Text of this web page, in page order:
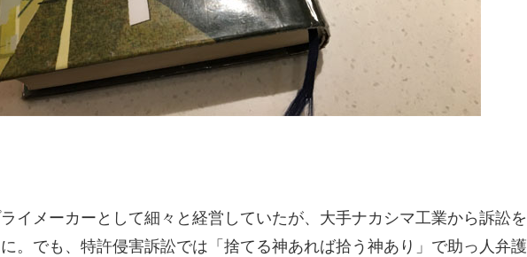
イメーカーとして細々と経営していたが、大手ナカシマ工業から訴訟を
。でも、特許侵害訴訟では「捨てる神あれば拾う神あり」で助っ人弁護